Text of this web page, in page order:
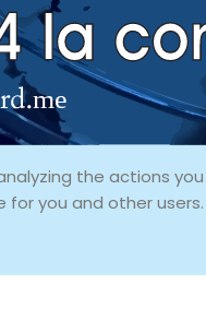
the actions
you and other users.